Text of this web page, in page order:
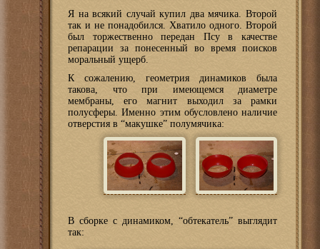
Я на всякий случай купил два мячика. Второй
так и не понадобился. Хватило одного. Второй
был торжественно передан Псу в качестве
репарации за понесенный во время поисков
моральный ущерб.
К сожалению, геометрия динамиков была
такова, что при имеющемся диаметре
мембраны, его магнит выходил за рамки
полусферы. Именно этим обусловлено наличие
отверстия в “макушке” полумячика:
В сборке с динамиком, “обтекатель” выглядит
так: